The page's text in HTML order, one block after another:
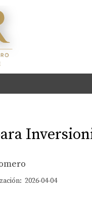
2026-04-04